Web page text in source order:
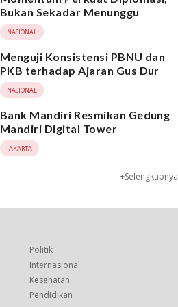
Bukan Sekadar Menunggu
NASIONAL
Menguji Konsistensi PBNU dan
PKB terhadap Ajaran Gus Dur
NASIONAL
Bank Mandiri Resmikan Gedung
Mandiri Digital Tower
JAKARTA
+Selengkapnya
Politik
Internasional
Kesehatan
Pendidikan